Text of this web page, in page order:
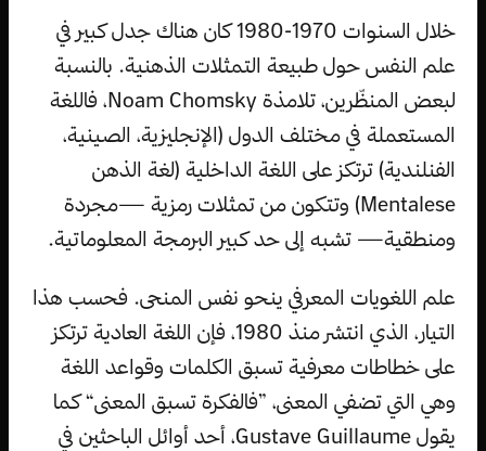
خلال السنوات 1970-1980 كان هناك جدل كبير في
علم النفس حول طبيعة التمثلات الذهنية. بالنسبة
لبعض المنظّرين، تلامذة Noam Chomsky، فاللغة
المستعملة في مختلف الدول (الإنجليزية، الصينية،
الفنلندية) ترتكز على اللغة الداخلية (لغة الذهن
Mentalese) وتتكون من تمثلات رمزية —مجردة
ومنطقية— تشبه إلى حد كبير البرمجة المعلوماتية.
علم اللغويات المعرفي ينحو نفس المنحى. فحسب هذا
التيار، الذي انتشر منذ 1980، فإن اللغة العادية ترتكز
على خطاطات معرفية تسبق الكلمات وقواعد اللغة
وهي التي تضفي المعنى، ”فالفكرة تسبق المعنى“ كما
يقول Gustave Guillaume، أحد أوائل الباحثين في